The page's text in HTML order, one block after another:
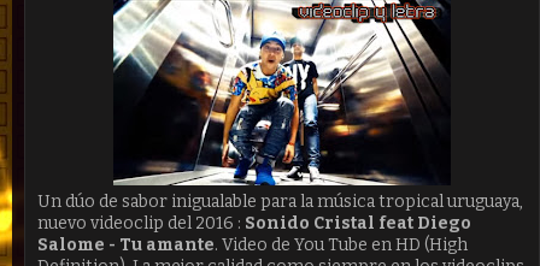
Un dúo de sabor inigualable para la música tropical uruguaya,
nuevo videoclip del 2016 : Sonido Cristal feat Diego
Salome - Tu amante. Video de You Tube en HD (High